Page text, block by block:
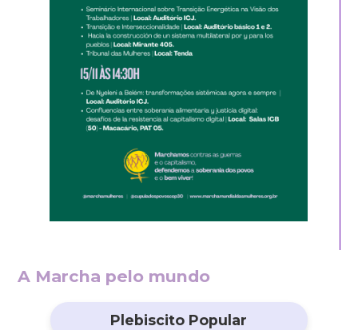
A Marcha pelo mundo
Plebiscito Popular